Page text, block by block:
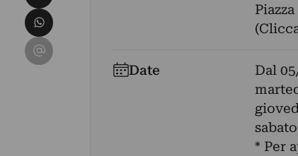
Date Dal
* Per
Condividi su WhatsApp
Condividi su Email